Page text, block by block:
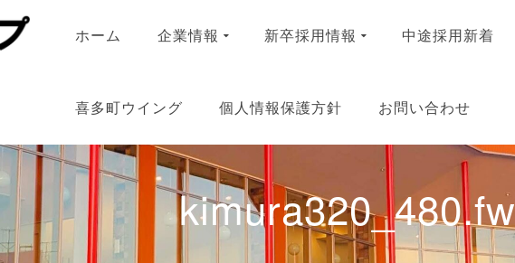
ホーム 企業情報 新卒採用情報 中途採用新着
喜多町ウイング 個人情報保護方針 お問い合わせ
kimura320_480.fw